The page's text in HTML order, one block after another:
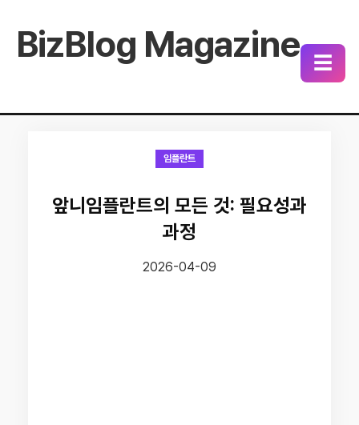
BizBlog Magazine ☰
임플란트
앞니임플란트의 모든 것: 필요성과
과정
2026-04-09